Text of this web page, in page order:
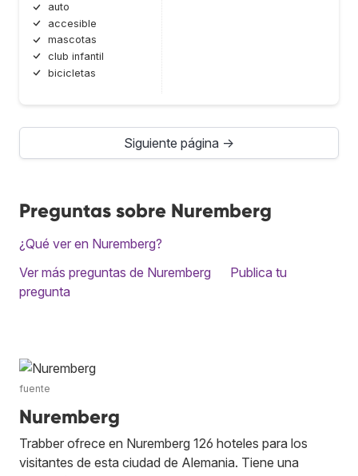
auto
accesible
mascotas
club infantil
bicicletas
Siguiente página →
Preguntas sobre Nuremberg
¿Qué ver en Nuremberg?
Ver más preguntas de Nuremberg
Publica tu
pregunta
fuente
Nuremberg
Trabber ofrece en Nuremberg 126 hoteles para los
visitantes de esta ciudad de Alemania. Tiene una